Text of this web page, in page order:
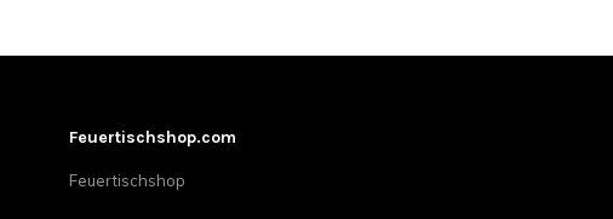
Feuertischshop.com
Feuertischshop